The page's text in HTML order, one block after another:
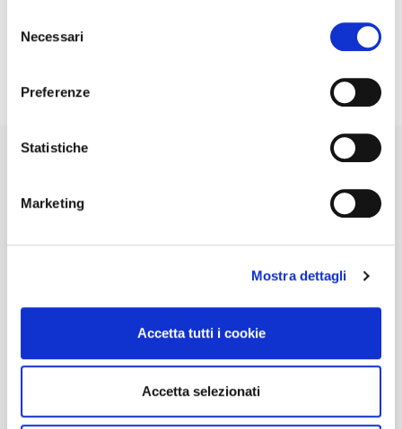
delNecessari
Preferenze
Statistiche
Marketing
Mostra dettagli
Accetta tutti i cookie
Accetta selezionati
Effettuare un’odontoiatria preventiva che ha come scopo
quello di prevenire e intercettare i problemi del cavo
invasive e quindi meno costose.
5 Scrivi una recensione
Super consigliato, Ho superato con loro
con gran cura si occupa degli appuntamenti e di
ricordare dell'incontro un paio di giorni prima. Il
qualsiasi tipo di intervento passa sempre per
assicurarsi del buon risultato. Potrebbe sembrare